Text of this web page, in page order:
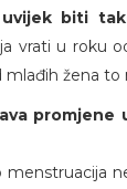
biti
vrati u roku
mlađih žena to
promjene
menstruacija